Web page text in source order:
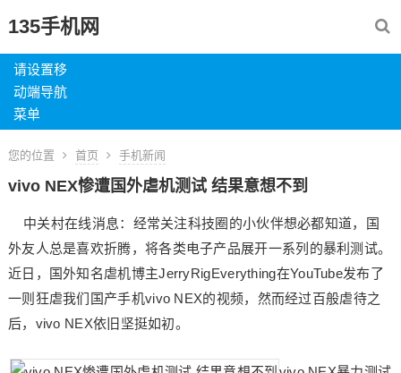
135手机网
请设置移
动端导航
菜单
您的位置 首页 手机新闻
vivo NEX惨遭国外虐机测试 结果意想不到
中关村在线消息：经常关注科技圈的小伙伴想必都知道，国
外友人总是喜欢折腾，将各类电子产品展开一系列的暴利测试。
近日，国外知名虐机博主JerryRigEverything在YouTube发布了
一则狂虐我们国产手机vivo NEX的视频，然而经过百般虐待之
后，vivo NEX依旧坚挺如初。